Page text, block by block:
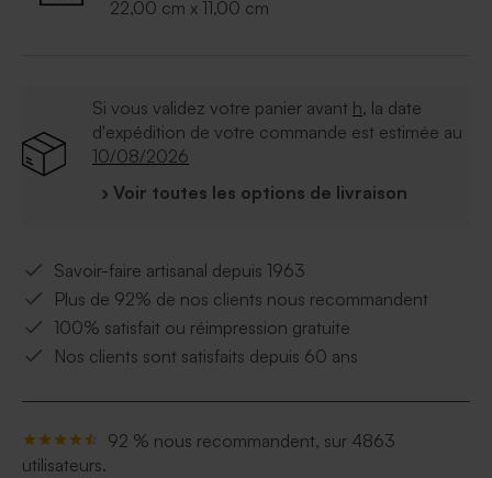
22,00 cm x 11,00 cm
Si vous validez votre panier avant h, la date
d'expédition de votre commande est estimée au
10/08/2026
› Voir toutes les options de livraison
Savoir-faire artisanal depuis 1963
Plus de 92% de nos clients nous recommandent
100% satisfait ou réimpression gratuite
Nos clients sont satisfaits depuis 60 ans
92 % nous recommandent, sur 4863
utilisateurs.